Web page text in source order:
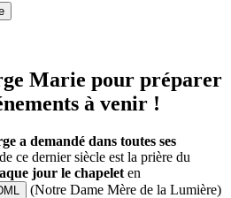
Marie pour préparer
à venir !
a demandé dans toutes ses
ce dernier siècle est la prière du
jour le chapelet en
(Notre Dame Mère de la Lumière)